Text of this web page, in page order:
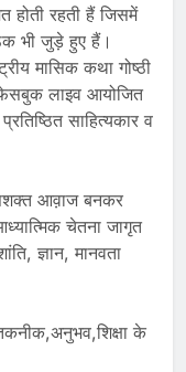
होती रहती हैं जिसमें
भी जुड़े हुए हैं।
मासिक कथा गोष्ठी
लाइव आयोजित
साहित्यकार व
आव़ाज बनकर
चेतना जागृत
ज्ञान, मानवता
के